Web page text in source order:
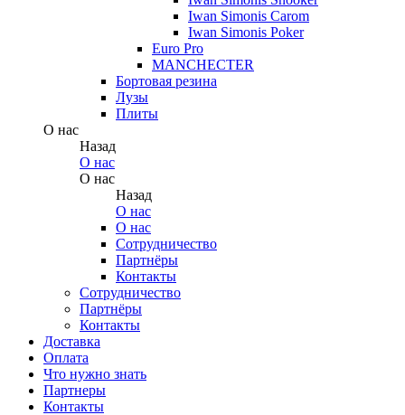
Iwan Simonis Carom
Iwan Simonis Poker
Euro Pro
MANCHECTER
Бортовая резина
Лузы
Плиты
О нас
Назад
О нас
О нас
Назад
О нас
О нас
Сотрудничество
Партнёры
Контакты
Сотрудничество
Партнёры
Контакты
Доставка
Оплата
Что нужно знать
Партнеры
Контакты